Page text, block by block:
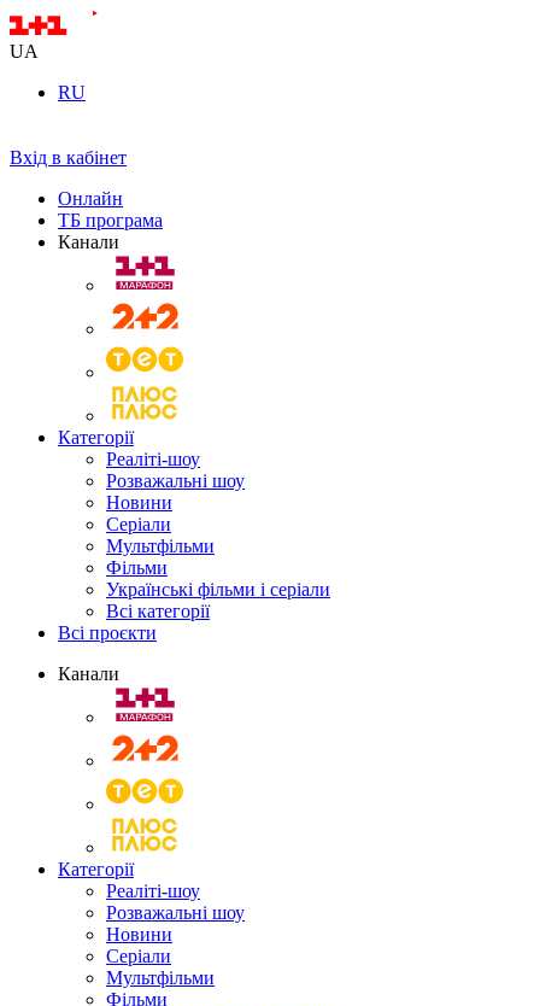
UA
RU
Вхід в кабінет
Онлайн
ТБ програма
Канали
Категорії
Реаліті-шоу
Розважальні шоу
Новини
Серіали
Мультфільми
Фільми
Українські фільми і серіали
Всі категорії
Всі проєкти
Канали
Категорії
Реаліті-шоу
Розважальні шоу
Новини
Серіали
Мультфільми
Фільми